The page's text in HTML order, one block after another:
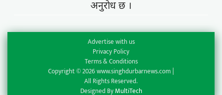
अनुराेध छ ।
Advertise with us
Privacy Policy
Terms & Conditions
Copyright © 2026 www.singhdurbarnews.com |
All Rights Reserved.
Designed ByMultiTech